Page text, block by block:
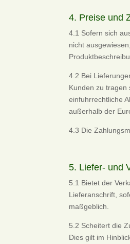
4. Preise und
4.1 Sofern sich
nicht
4.2 Bei
Kunden zu tragen
einfuhrrechtliche
außerhalb der
4.3 Die
5. Liefer- und
5.1 Bietet der
Lieferanschrift,
maßgeblich.
5.2 Scheitert die
Dies gilt im